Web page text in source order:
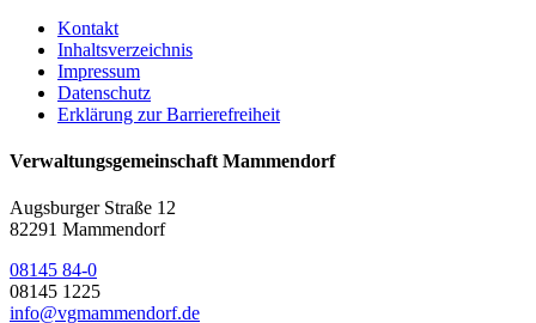
Kontakt
Inhaltsverzeichnis
Impressum
Datenschutz
Erklärung zur Barrierefreiheit
Verwaltungsgemeinschaft Mammendorf
Augsburger Straße 12
82291 Mammendorf
08145 84-0
08145 1225
info@vgmammendorf.de